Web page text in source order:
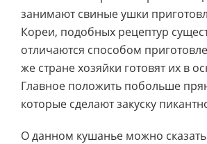
занимают свиные ушки
Кореи, подобных рецептур
отличаются способом
же стране хозяйки готовят их в
Главное положить побольше
которые сделают закуску
О данном кушанье можно